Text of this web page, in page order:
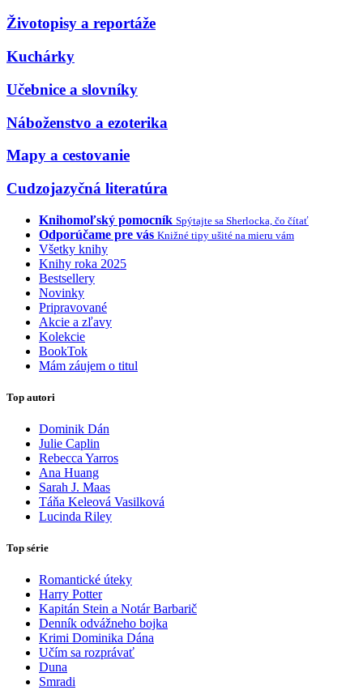
Životopisy a reportáže
Kuchárky
Učebnice a slovníky
Náboženstvo a ezoterika
Mapy a cestovanie
Cudzojazyčná literatúra
Knihomoľský pomocník Spýtajte sa Sherlocka, čo čítať
Odporúčame pre vás Knižné tipy ušité na mieru vám
Všetky knihy
Knihy roka 2025
Bestsellery
Novinky
Pripravované
Akcie a zľavy
Kolekcie
BookTok
Mám záujem o titul
Top autori
Dominik Dán
Julie Caplin
Rebecca Yarros
Ana Huang
Sarah J. Maas
Táňa Keleová Vasilková
Lucinda Riley
Top série
Romantické úteky
Harry Potter
Kapitán Stein a Notár Barbarič
Denník odvážneho bojka
Krimi Dominika Dána
Učím sa rozprávať
Duna
Smradi